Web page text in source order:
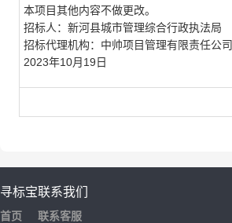
本项目其他内容不做更改。
招标人：新河县城市管理综合行政执法局
招标代理机构：中帅项目管理有限责任公司
2023年10月 19 日
寻标宝
首页
联系我们
联系客服